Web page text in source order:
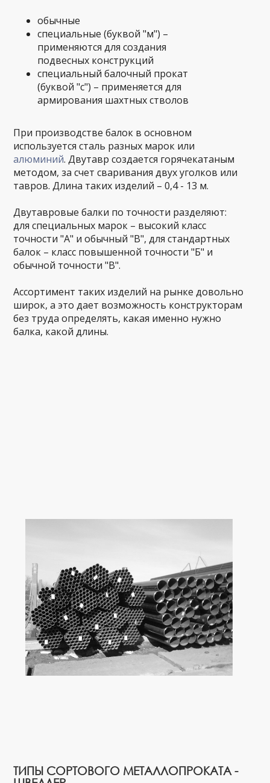
обычные
специальные (буквой "м") –
применяются для создания
подвесных конструкций
специальный балочный прокат
(буквой "с") – применяется для
армирования шахтных стволов
При производстве балок в основном
используется сталь разных марок или
алюминий. Двутавр создается горячекатаным
методом, за счет сваривания двух уголков или
тавров. Длина таких изделий – 0,4 - 13 м.
Двутавровые балки по точности разделяют:
для специальных марок – высокий класс
точности "А" и обычный "В", для стандартных
балок – класс повышенной точности "Б" и
обычной точности "В".
Ассортимент таких изделий на рынке довольно
широк, а это дает возможность конструкторам
без труда определять, какая именно нужно
балка, какой длины.
ТИПЫ СОРТОВОГО МЕТАЛЛОПРОКАТА -